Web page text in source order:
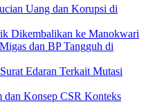
Uang dan Korupsi di
Dikembalikan ke Manokwari
dan BP Tangguh di
Edaran Terkait Mutasi
dan Konsep CSR Konteks